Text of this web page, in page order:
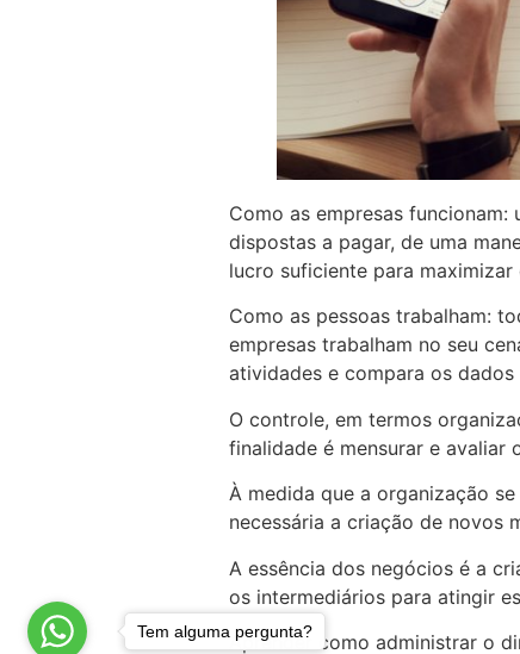
Como as empresas
dispostas a pagar, de uma
lucro suficiente para
Como as pessoas trabalham:
empresas trabalham no seu
atividades e compara os
O controle, em termos
finalidade é mensurar e avaliar
À medida que a organização
necessária a criação de novos
A essência dos negócios é a
os intermediários para atingir
Aprender como administrar o
Tem alguma pergunta?